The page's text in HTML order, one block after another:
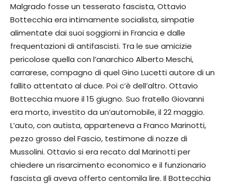
Malgrado fosse un tesserato fascista, Ottavio
Bottecchia era intimamente socialista, simpatie
alimentate dai suoi soggiorni in Francia e dalle
frequentazioni di antifascisti. Tra le sue amicizie
pericolose quella con l’anarchico Alberto Meschi,
carrarese, compagno di quel Gino Lucetti autore di un
fallito attentato al duce. Poi c’è dell’altro. Ottavio
Bottecchia muore il 15 giugno. Suo fratello Giovanni
era morto, investito da un’automobile, il 22 maggio.
L’auto, con autista, apparteneva a Franco Marinotti,
pezzo grosso del Fascio, testimone di nozze di
Mussolini. Ottavio si era recato dal Marinotti per
chiedere un risarcimento economico e il funzionario
fascista gli aveva offerto centomila lire. Il Bottecchia